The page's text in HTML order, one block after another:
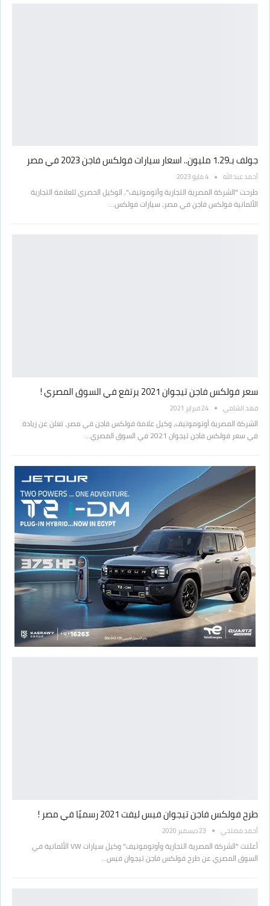
جولف بـ1.29 مليون.. اسعار سيارات فولكس فاجن 2023 في مصر
أحمد عبد الله 4 مايو 2023
طرحت "الشركة المصرية التجارية وأتوموتيف"، الوكيل الحصري للعلامة التجارية
الألمانية فولكس فاجن في مصر، سيارات فولكس…
سعر فولكس فاجن تيجوان 2021 يرتفع في السوق المصري !
فهد الشامي 24 فبراير 2021
الشركة المصرية أوتوموتيف، وكيل علامة فولكس فاجن في مصر، تعلن عن زيادة
في سعر فولكس فاجن تيجوان 2021 في السوق المصري…
طرح فولكس فاجن تيجوان فيس ليفت 2021 رسميًا في مصر !
أحمد مصلحي 23 ديسمبر 2020
أعلنت "الشركة المصرية التجارية وأوتوموتيف" وكيل سيارات VW الألمانية في
السوق المصري عن طرح فولكس فاجن تيجوان فيس…